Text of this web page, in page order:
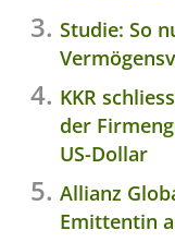
Studie: So
KKR
der
US-Dollar
Allianz
Emittentin